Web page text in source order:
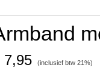
7,95 (inclusief btw 21%)